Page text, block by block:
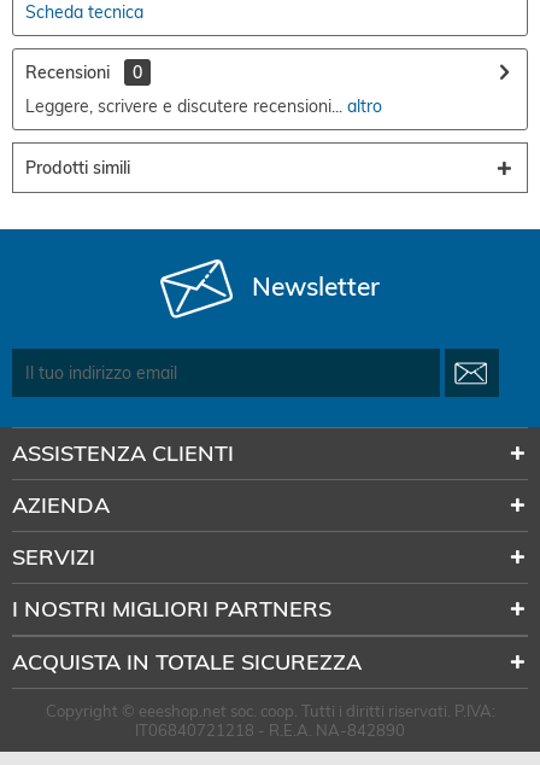
Scheda tecnica
Recensioni
0
Leggere, scrivere e discutere recensioni... altro
Prodotti simili
Newsletter
ASSISTENZA CLIENTI
AZIENDA
SERVIZI
I NOSTRI MIGLIORI PARTNERS
ACQUISTA IN TOTALE SICUREZZA
Copyright © eeeshop.net soc. coop. Tutti i diritti riservati. P.IVA:
IT06840721218 - R.E.A. NA-842890